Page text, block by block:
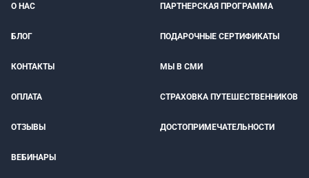
О НАС ПАРТНЕРСКАЯ ПРОГРАММА
БЛОГ ПОДАРОЧНЫЕ СЕРТИФИКАТЫ
КОНТАКТЫ МЫ В СМИ
ОПЛАТА СТРАХОВКА ПУТЕШЕСТВЕННИКОВ
ОТЗЫВЫ ДОСТОПРИМЕЧАТЕЛЬНОСТИ
ВЕБИНАРЫ